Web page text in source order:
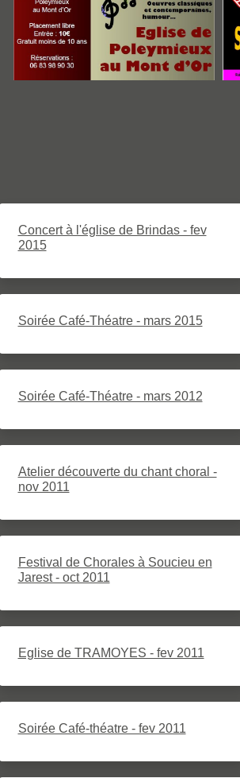
Concert à l'église de Brindas - fev
2015
Soirée Café-Théatre - mars 2015
Soirée Café-Théatre - mars 2012
Atelier découverte du chant choral -
nov 2011
Festival de Chorales à Soucieu en
Jarest - oct 2011
Eglise de TRAMOYES - fev 2011
Soirée Café-théatre - fev 2011